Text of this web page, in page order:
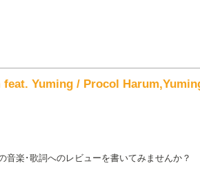
Yuming / Procol
音楽･歌詞へのレビューを書いてみませんか？